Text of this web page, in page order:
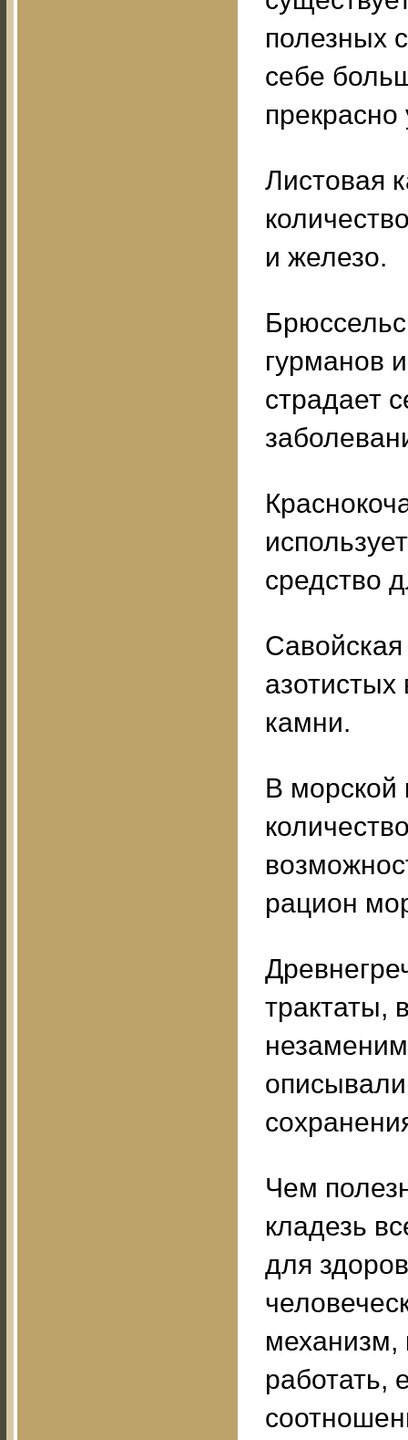
полезных
себе
прекрасно
Листовая
и железо.
гурманов
страдает
средство
азотистых
камни.
В морской
рацион
трактаты,
Чем
кладезь
для
механизм,
работать,